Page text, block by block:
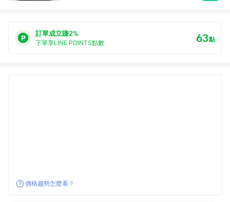
訂單成立賺2%
下單享LINE POINTS點數 63點
價格趨勢怎麼看？